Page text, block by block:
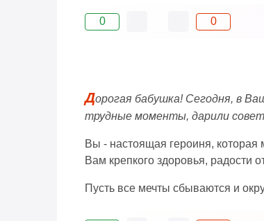
0 0
Дорогая бабушка! Сегодня, в
трудные моменты, дарили
Вы - настоящая героиня,
Вам крепкого здоровья, радости
Пусть все мечты сбываются и